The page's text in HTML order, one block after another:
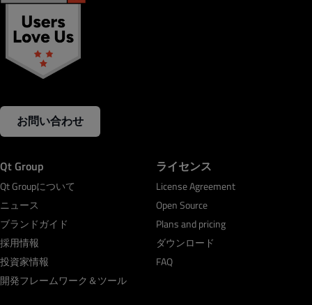
お問い合わせ
Qt Group
Qt Groupについて
ニュース
ブランドガイド
採用情報
投資家情報
開発フレームワーク＆ツール
ライセンス
License Agreement
Open Source
Plans and pricing
ダウンロード
FAQ